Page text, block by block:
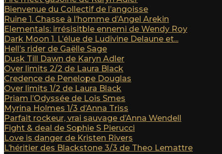
Bienvenue du Collectif de l’angoisse
Ruine 1. Chasse à l’homme d’Angel Arekin
Elementals: irrésisitble ennemi de Wendy Roy
Dark Moon 1. L’élue de Ludivine Delaune et...
Hell’s rider de Gaëlle Sage
Dusk Till Dawn de Karyn Adler
Over limits 2/2 de Laura Black
Credence de Penelope Douglas
Over limits 1/2 de Laura Black
Priam l’Odyssée de Lois Smes
Myrina Holmes 1/3 d’Anna Triss
Parfait rockeur, vrai sauvage d’Anna Wendell
Fight & deal de Sophie S Pierucci
Love is danger de Kristen Rivers
L’héritier des Blackstone 3/3 de Theo Lemattre